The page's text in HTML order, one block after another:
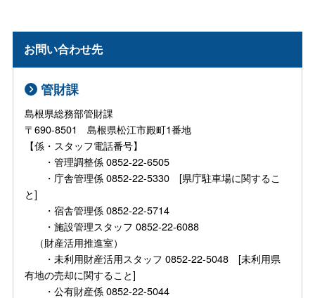
お問い合わせ先
管財課
島根県総務部管財課
〒690-8501 島根県松江市殿町1番地
【係・スタッフ電話番号】
・管理調整係 0852-22-6505
・庁舎管理係 0852-22-5330 [県庁駐車場に関するこ
と]
・宿舎管理係 0852-22-5714
・施設管理スタッフ 0852-22-6088
（財産活用推進室）
・未利用財産活用スタッフ 0852-22-5048 [未利用県
有地の売却に関すること]
・公有財産係 0852-22-5044